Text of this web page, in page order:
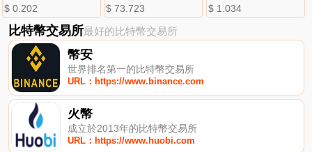
$ 0.202 $ 73.723 $ 1.034
比特幣交易所最好的比特幣交易所
幣安
世界排名第一的比特幣交易所
URL：https://www.binance.com
火幣
成立於2013年的比特幣交易所
URL：https://www.huobi.com